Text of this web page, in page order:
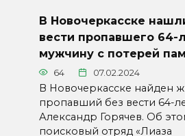
В Новочеркасске
вести пропавшего 64-
мужчину с потерей
64 07.02.2024
В Новочеркасске найден
пропавший без вести 64-
Александр Горячев. Об
поисковый отряд «Лиаза